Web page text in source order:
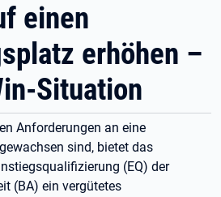
einen
erhöhen –
Situation
Anforderungen an eine
sind, bietet das
(EQ) der
(BA) ein vergütetes